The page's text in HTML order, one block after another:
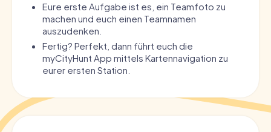
Eure erste Aufgabe ist es, ein Teamfoto zu
machen und euch einen Teamnamen
auszudenken.
Fertig? Perfekt, dann führt euch die
myCityHunt App mittels Kartennavigation zu
eurer ersten Station.